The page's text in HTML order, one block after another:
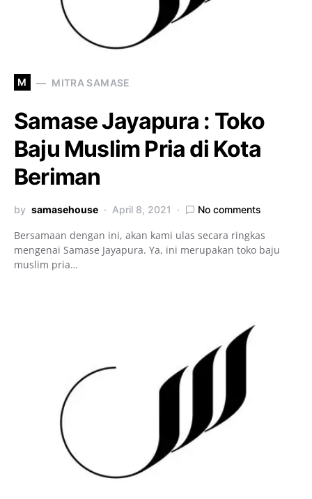
M MITRA SAMASE
Samase Jayapura : Toko
Baju Muslim Pria di Kota
Beriman
by samasehouse April 8, 2021 No comments
Bersamaan dengan ini, akan kami ulas secara ringkas
mengenai Samase Jayapura. Ya, ini merupakan toko baju
muslim pria…